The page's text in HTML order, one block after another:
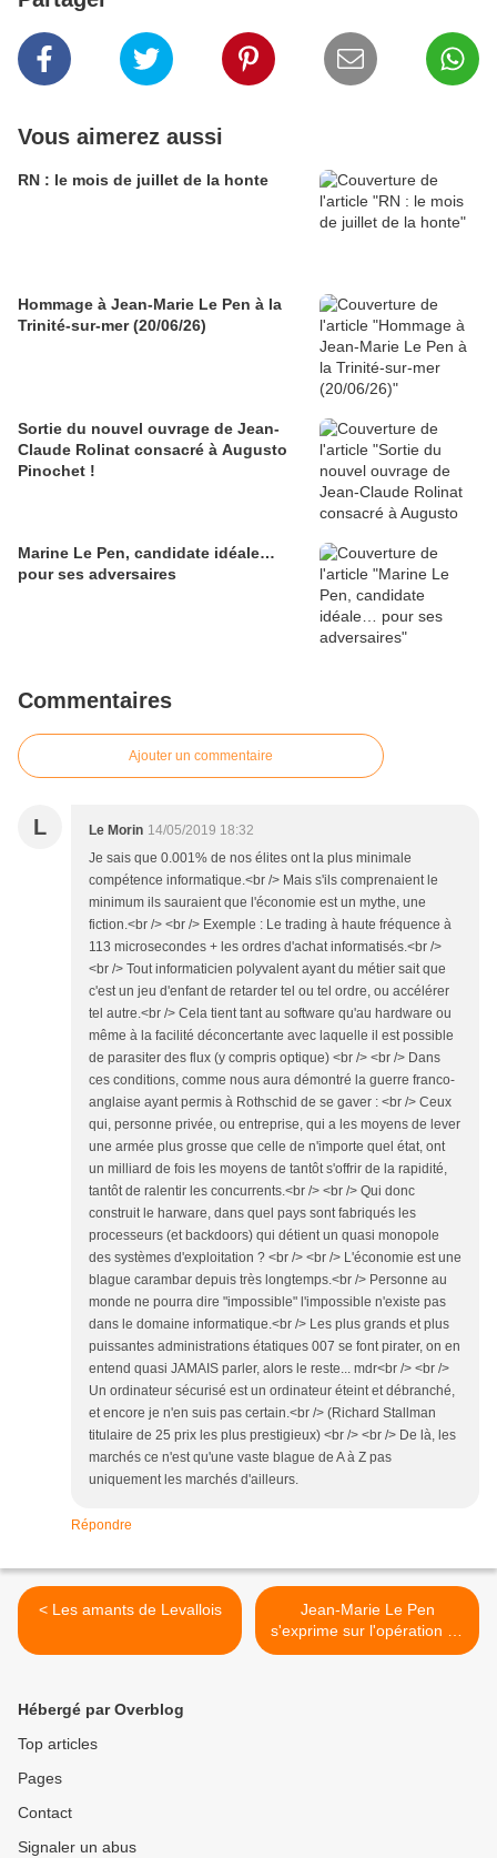
Vous aimerez aussi
RN : le mois de juillet de la honte
Hommage à Jean-Marie Le Pen à la
Trinité-sur-mer (20/06/26)
Sortie du nouvel ouvrage de Jean-
Claude Rolinat consacré à Augusto
Pinochet !
Marine Le Pen, candidate idéale…
pour ses adversaires
Commentaires
Ajouter un commentaire
L Le Morin 14/05/2019 18:32
Je sais que 0.001% de nos élites ont la plus minimale
compétence informatique.<br /> Mais s'ils comprenaient le
minimum ils sauraient que l'économie est un mythe, une
fiction.<br /> <br /> Exemple : Le trading à haute fréquence à
113 microsecondes + les ordres d'achat informatisés.<br />
<br /> Tout informaticien polyvalent ayant du métier sait que
c'est un jeu d'enfant de retarder tel ou tel ordre, ou accélérer
tel autre.<br /> Cela tient tant au software qu'au hardware ou
même à la facilité déconcertante avec laquelle il est possible
de parasiter des flux (y compris optique) <br /> <br /> Dans
ces conditions, comme nous aura démontré la guerre franco-
anglaise ayant permis à Rothschid de se gaver : <br /> Ceux
qui, personne privée, ou entreprise, qui a les moyens de lever
une armée plus grosse que celle de n'importe quel état, ont
un milliard de fois les moyens de tantôt s'offrir de la rapidité,
tantôt de ralentir les concurrents.<br /> <br /> Qui donc
construit le harware, dans quel pays sont fabriqués les
processeurs (et backdoors) qui détient un quasi monopole
des systèmes d'exploitation ? <br /> <br /> L'économie est une
blague carambar depuis très longtemps.<br /> Personne au
monde ne pourra dire "impossible" l'impossible n'existe pas
dans le domaine informatique.<br /> Les plus grands et plus
puissantes administrations étatiques 007 se font pirater, on en
entend quasi JAMAIS parler, alors le reste... mdr<br /> <br />
Un ordinateur sécurisé est un ordinateur éteint et débranché,
et encore je n'en suis pas certain.<br /> (Richard Stallman
titulaire de 25 prix les plus prestigieux) <br /> <br /> De là, les
marchés ce n'est qu'une vaste blague de A à Z pas
uniquement les marchés d'ailleurs.
Répondre
< Les amants de Levallois
Jean-Marie Le Pen
s'exprime sur l'opération de
sauvetage des deux otages
Hébergé par Overblog
Top articles
Pages
Contact
Signaler un abus